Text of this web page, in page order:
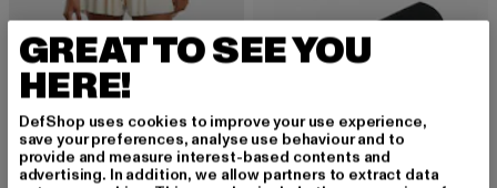
GREAT TO SEE YOU
HERE!
DefShop uses cookies to improve your use experience,
save your preferences, analyse use behaviour and to
provide and measure interest-based contents and
advertising. In addition, we allow partners to extract data